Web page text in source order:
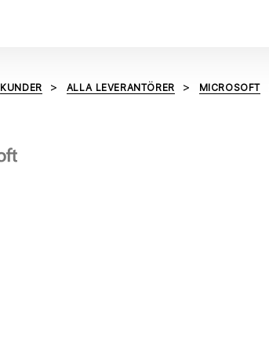
KUNDER ALLA LEVERANTÖRER MICROSOFT